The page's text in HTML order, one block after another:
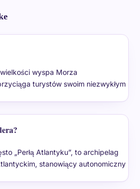
wyspa Morza
turystów swoim niezwykłym
„Perłą Atlantyku”, to archipelag
stanowiący autonomiczny